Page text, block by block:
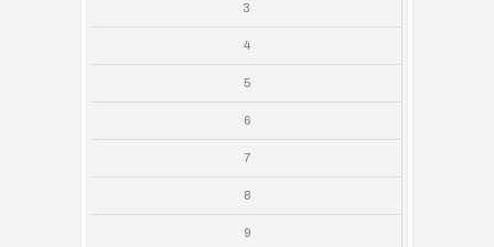
3
4
5
6
7
8
9